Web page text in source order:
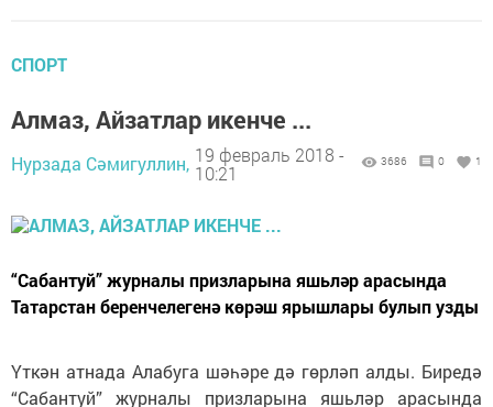
СПОРТ
Алмаз, Айзатлар икенче ...
Нурзада Сәмигуллин, 19 февраль 2018 -
10:21
3686 0 1
“Сабантуй” журналы призларына яшьләр арасында
Татарстан беренчелегенә көрәш ярышлары булып узды
Үткән атнада Алабуга шәһәре дә гөрләп алды. Биредә
“Сабантуй” журналы призларына яшьләр арасында